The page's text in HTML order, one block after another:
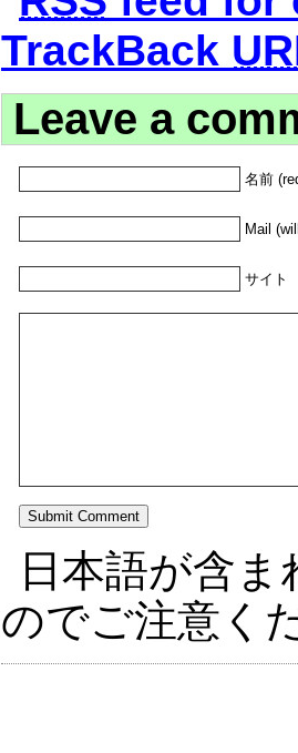
TrackBack
Leave a
名前
Mail
サイト
日本語が含
のでご注意く